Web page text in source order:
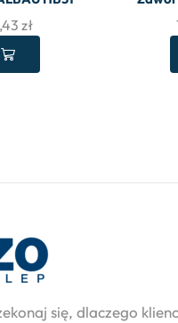
zł
się, dlaczego